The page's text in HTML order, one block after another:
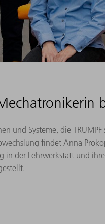
und Systeme, die
findet Anna
der Lehrwerkstatt und